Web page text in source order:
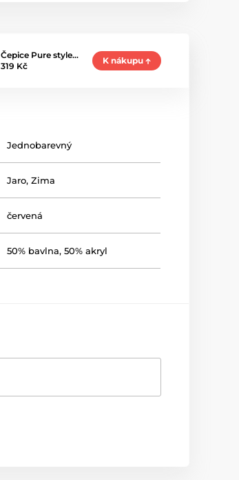
Čepice Pure style…
319 Kč
K nákupu
Jednobarevný
Jaro,Zima
červená
50% bavlna, 50% akryl